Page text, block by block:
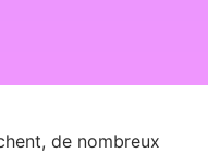
de nombreux